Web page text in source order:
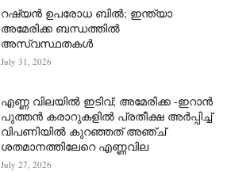
റഷ്യന്‍ ഉപരോധ ബില്‍; ഇന്ത്യാ
അമേരിക്ക ബന്ധത്തില്‍
അസ്വസ്ഥതകള്‍
July 31, 2026
എണ്ണ വിലയില്‍ ഇടിവ്; അമേരിക്ക -ഇറാന്‍
പുത്തന്‍ കരാറുകളില്‍ പ്രതീക്ഷ അര്‍പ്പിച്ച്
വിപണിയില്‍ കുറഞ്ഞത് അഞ്ച്
ശതമാനത്തിലേറെ എണ്ണവില
July 27, 2026